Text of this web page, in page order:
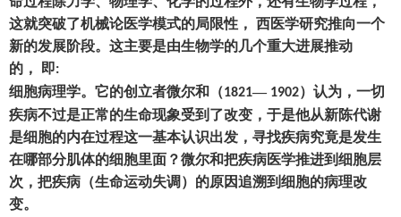
这就突破了机械论医学模式的局限性 ， 西医学研究推向一个
新的发展阶段。这主要是由生物学的几个重大进展推动
的 ， 即:
细胞病理学。它的创立者微尔和 （1821— 1902） 认为 ， 一切
疾病不过是正常的生命现象受到了改变 ， 于是他从新陈代谢
是细胞的内在过程这一基本认识出发 ， 寻找疾病究竟是发生
在哪部分肌体的细胞里面 ？微尔和把疾病医学推进到细胞层
次 ， 把疾病 （生命运动失调 ） 的原因追溯到细胞的病理改
变。